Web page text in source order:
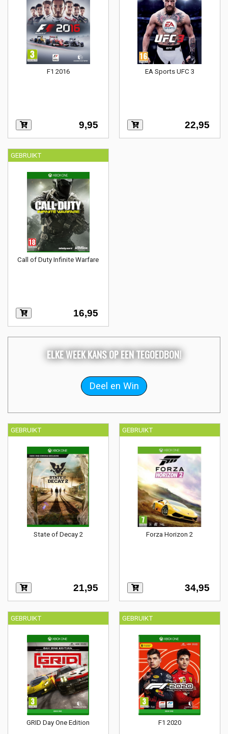
F1 2016
9,95
EA Sports UFC 3
22,95
GEBRUIKT
Call of Duty Infinite Warfare
16,95
GEBRUIKT
State of Decay 2
21,95
GEBRUIKT
Forza Horizon 2
34,95
GEBRUIKT
GRID Day One Edition
GEBRUIKT
F1 2020
ELKE WEEK KANS OP EEN TEGOEDBON!